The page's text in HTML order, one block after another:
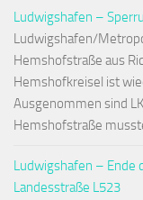
Ludwigshafen –
Ludwigshafen/
Hemshofstraße aus
Hemshofkreisel ist
Ausgenommen sind
Hemshofstraße
Ludwigshafen – Ende
Landesstraße L523